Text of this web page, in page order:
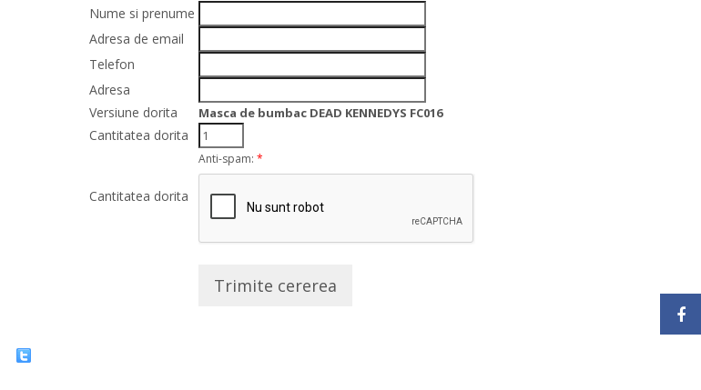
Nume si prenume
Adresa de email
Telefon
Adresa
Versiune dorita
Masca de bumbac DEAD KENNEDYS FC016
Cantitatea dorita
Cantitatea dorita
Anti-spam: *
Trimite cererea